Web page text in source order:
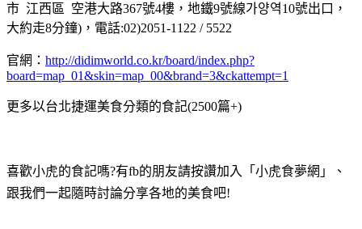
市 江西區 空港大路367號4樓，地鐵9號線가양역10號出口，
大約走8分鐘)，電話:02)2051-1122 / 5522
官網： http://didimworld.co.kr/board/index.php?
board=map_01&skin=map_00&brand=3&ckattempt=1
更多以台北捷運美食分類的食記(2500篇+)
喜歡小虎的食記嗎?有fb的朋友請按讚加入「小虎食夢網」、
跟我們一起隨時討論分享各地的美食吧!